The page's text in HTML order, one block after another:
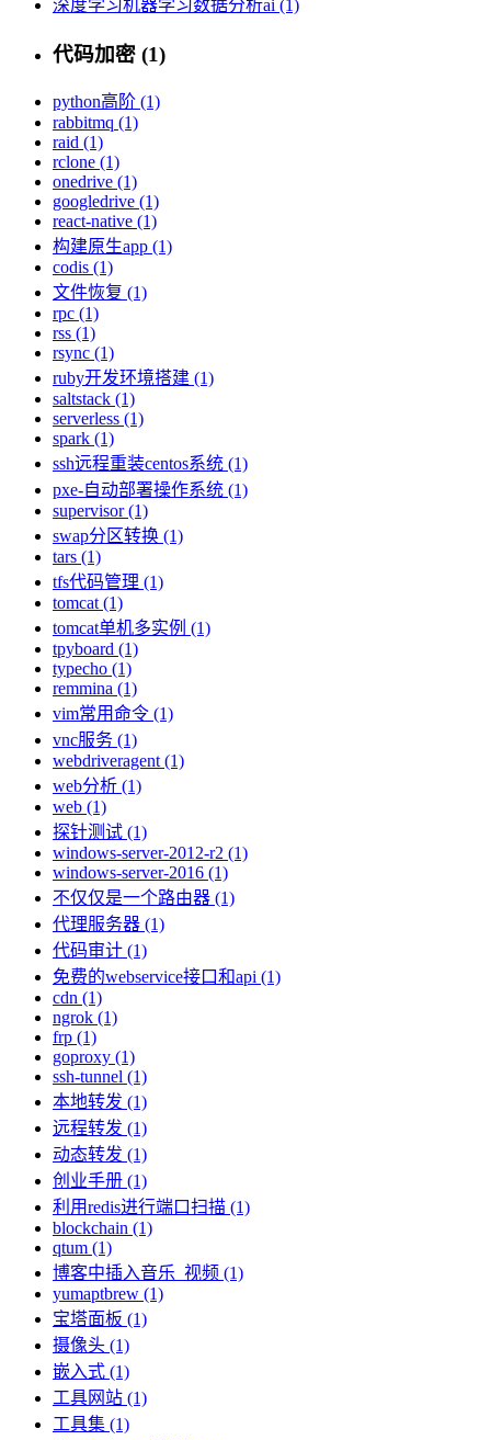
深度学习机器学习数据分析ai (1)
代码加密 (1)
python高阶 (1)
rabbitmq (1)
raid (1)
rclone (1)
onedrive (1)
googledrive (1)
react-native (1)
构建原生app (1)
codis (1)
文件恢复 (1)
rpc (1)
rss (1)
rsync (1)
ruby开发环境搭建 (1)
saltstack (1)
serverless (1)
spark (1)
ssh远程重装centos系统 (1)
pxe-自动部署操作系统 (1)
supervisor (1)
swap分区转换 (1)
tars (1)
tfs代码管理 (1)
tomcat (1)
tomcat单机多实例 (1)
tpyboard (1)
typecho (1)
remmina (1)
vim常用命令 (1)
vnc服务 (1)
webdriveragent (1)
web分析 (1)
web (1)
探针测试 (1)
windows-server-2012-r2 (1)
windows-server-2016 (1)
不仅仅是一个路由器 (1)
代理服务器 (1)
代码审计 (1)
免费的webservice接口和api (1)
cdn (1)
ngrok (1)
frp (1)
goproxy (1)
ssh-tunnel (1)
本地转发 (1)
远程转发 (1)
动态转发 (1)
创业手册 (1)
利用redis进行端口扫描 (1)
blockchain (1)
qtum (1)
博客中插入音乐_视频 (1)
yumaptbrew (1)
宝塔面板 (1)
摄像头 (1)
嵌入式 (1)
工具网站 (1)
工具集 (1)